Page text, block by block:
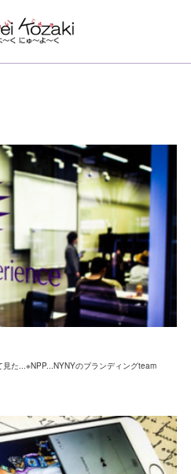
た...※NPP...NYNYのブランディングteam